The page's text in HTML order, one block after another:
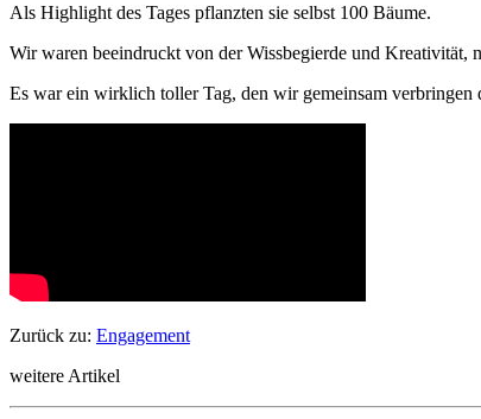
Als Highlight des Tages pflanzten sie selbst 100 Bäume.
Wir waren beeindruckt von der Wissbegierde und Kreativität,
Es war ein wirklich toller Tag, den wir gemeinsam verbringen
Zurück zu: Engagement
weitere Artikel